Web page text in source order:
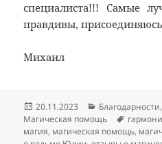
специалиста!!! Самые
правдивы,
Михаил
Опубликовано
20.11.2023 Рубрики
Благодарности
Магическая помощь
Метки
магия, магическая помощь,